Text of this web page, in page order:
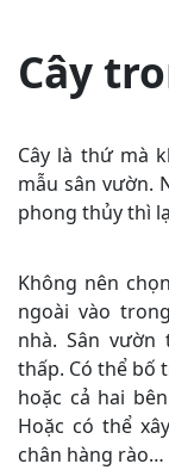
Cây
Cây là thứ mà
mẫu sân vườn.
phong thủy thì
Không nên
ngoài vào
nhà. Sân
thấp. Có thể bố
hoặc cả hai
Hoặc có thể
chân hàng rào…